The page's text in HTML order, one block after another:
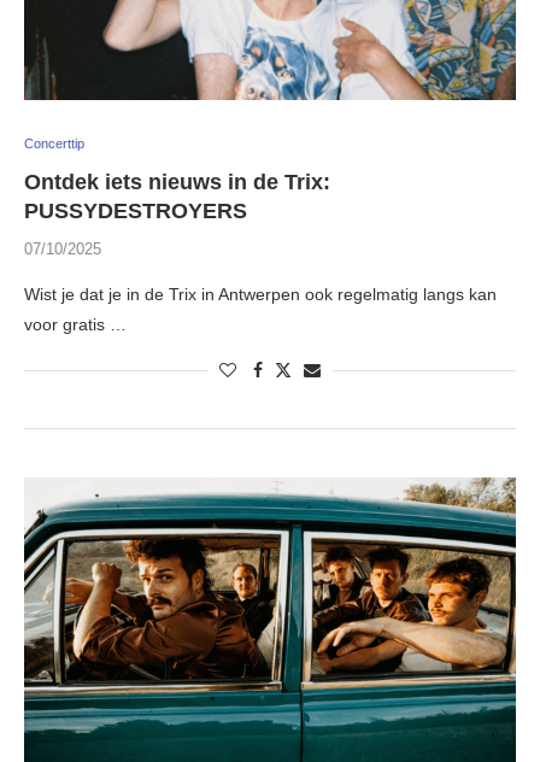
Concerttip
Ontdek iets nieuws in de Trix:
PUSSYDESTROYERS
07/10/2025
Wist je dat je in de Trix in Antwerpen ook regelmatig langs kan
voor gratis …